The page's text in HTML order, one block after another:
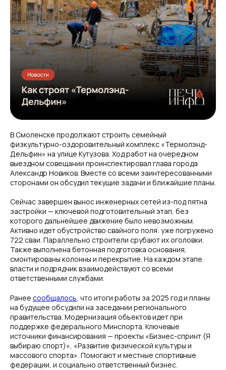
В Смоленске продолжают строить семейный
физкультурно-оздоровительный комплекс «Термолэнд-
Дельфин» на улице Кутузова. Ход работ на очередном
выездном совещании проинспектировал глава города
Александр Новиков. Вместе со всеми заинтересованными
сторонами он обсудил текущие задачи и ближайшие планы.
Сейчас завершен вынос инженерных сетей из-под пятна
застройки — ключевой подготовительный этап, без
которого дальнейшее движение было невозможным.
Активно идет обустройство свайного поля: уже погружено
722 сваи. Параллельно строители срубают их оголовки.
Также выполнена бетонная подготовка основания,
смонтированы колонны и перекрытие. На каждом этапе
власти и подрядчик взаимодействуют со всеми
ответственными службами.
Ранее сообщалось, что итоги работы за 2025 год и планы
на будущее обсудили на заседании регионального
правительства. Модернизация объектов идет при
поддержке федерального Минспорта. Ключевые
источники финансирования — проекты «Бизнес-спринт (Я
выбираю спорт)», «Развитие физической культуры и
массового спорта». Помогают и местные спортивные
федерации, и социально ответственный бизнес.